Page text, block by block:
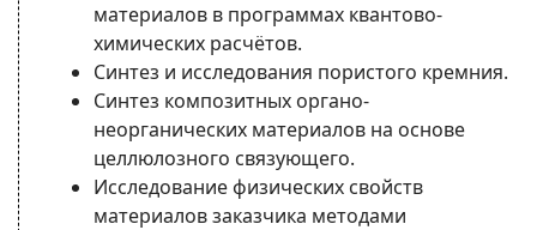
материалов в программах квантово-
химических расчётов.
Синтез и исследования пористого кремния.
Синтез композитных органо-
неорганических материалов на основе
целлюлозного связующего.
Исследование физических свойств
материалов заказчика методами